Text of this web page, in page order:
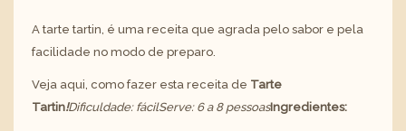
A tarte tartin, é uma receita que agrada pelo sabor e pela
facilidade no modo de preparo.
Veja aqui, como fazer esta receita de Tarte
Tartin!Dificuldade: fácilServe: 6 a 8 pessoasIngredientes: